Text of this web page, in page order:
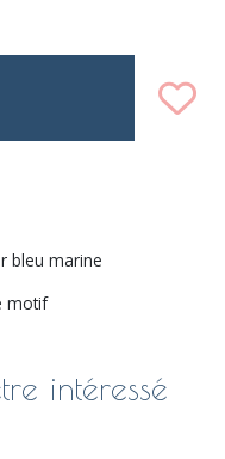
bleu marine
motif
intéressé